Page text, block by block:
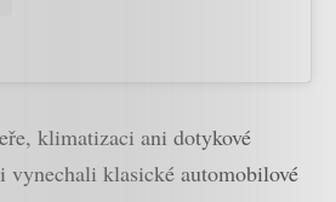
klimatizaci ani dotykové
vynechali klasické automobilové